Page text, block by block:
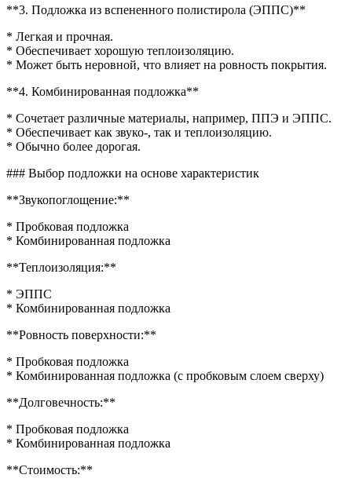
**3. Подложка из вспененного полистирола (ЭППС)**
* Легкая и прочная.
* Обеспечивает хорошую теплоизоляцию.
* Может быть неровной, что влияет на ровность покрытия.
**4. Комбинированная подложка**
* Сочетает различные материалы, например, ППЭ и ЭППС.
* Обеспечивает как звуко-, так и теплоизоляцию.
* Обычно более дорогая.
### Выбор подложки на основе характеристик
**Звукопоглощение:**
* Пробковая подложка
* Комбинированная подложка
**Теплоизоляция:**
* ЭППС
* Комбинированная подложка
**Ровность поверхности:**
* Пробковая подложка
* Комбинированная подложка (с пробковым слоем сверху)
**Долговечность:**
* Пробковая подложка
* Комбинированная подложка
**Стоимость:**